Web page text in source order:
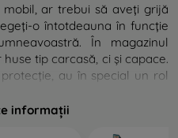
ar trebui să aveți grijă
o întotdeauna în funcție
În magazinul
tip carcasă, ci și capace.
au în special un rol
fi numit și capac posterior.
informații